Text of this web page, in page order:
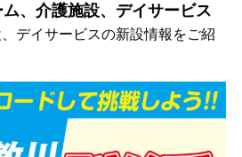
、介護施設、デイサービス
デイサービスの新設情報をご紹